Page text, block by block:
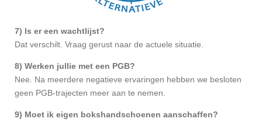
7) Is er een wachtlijst?
Dat verschilt. Vraag gerust naar de actuele situatie.
8) Werken jullie met een PGB?
Nee. Na meerdere negatieve ervaringen hebben we besloten
geen PGB-trajecten meer aan te nemen.
9) Moet ik eigen bokshandschoenen aanschaffen?